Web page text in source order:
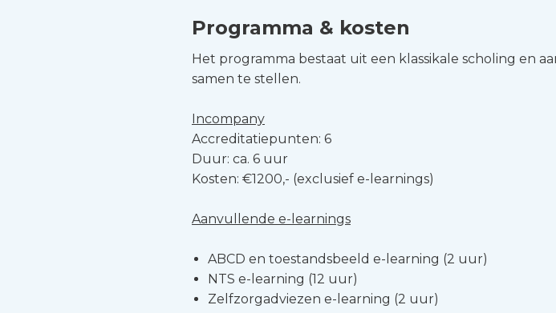
Programma & kosten
Het programma bestaat uit een klassikale scholing en
samen te stellen.
Incompany
Accreditatiepunten: 6
Duur: ca. 6 uur
Kosten: €1200,- (exclusief e-learnings)
Aanvullende e-learnings
ABCD en toestandsbeeld e-learning (2 uur)
NTS e-learning (12 uur)
Zelfzorgadviezen e-learning (2 uur)